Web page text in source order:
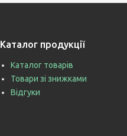
Каталог продукції
Каталог товарів
Товари зі знижками
Відгуки